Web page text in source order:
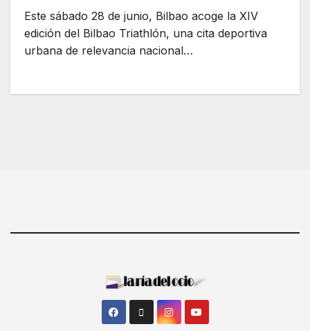
Este sábado 28 de junio, Bilbao acoge la XIV
edición del Bilbao Triathlón, una cita deportiva
urbana de relevancia nacional…